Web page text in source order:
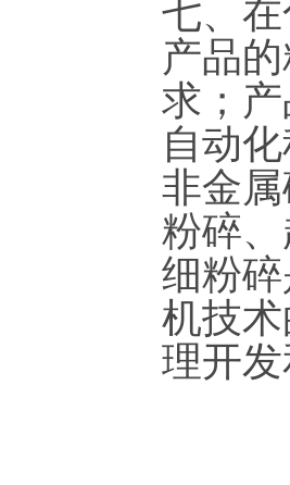
七、
产品
求；
自动
非金
粉碎
细粉
机技
理开